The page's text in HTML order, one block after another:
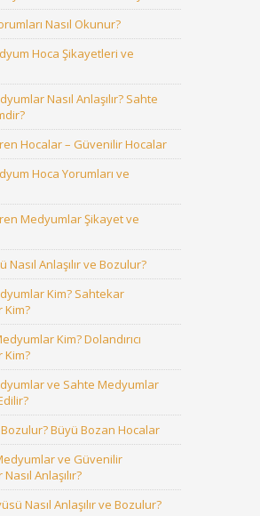
Nasıl Okunur?
Hoca Şikayetleri ve
Nasıl Anlaşılır? Sahte
Hocalar – Güvenilir Hocalar
Hoca Yorumları ve
Medyumlar Şikayet ve
Nasıl Anlaşılır ve Bozulur?
Kim? Sahtekar
Kim?
Kim? Dolandırıcı
Kim?
ve Sahte Medyumlar
Bozulur? Büyü Bozan Hocalar
ve Güvenilir
Anlaşılır?
Nasıl Anlaşılır ve Bozulur?